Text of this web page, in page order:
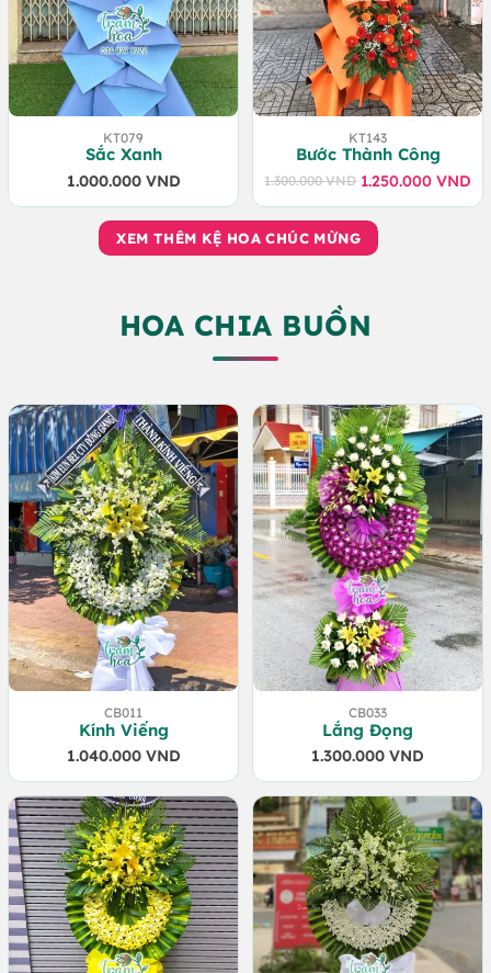
KT079
Sắc Xanh
1.000.000 VND
KT143
Bước Thành Công
1.300.000VND Giá
gốc
là:
1.250.000 VND
Giá
hiện
tại
1.250.000 VND.
XEM THÊM KỆ HOA CHÚC MỪNG
HOA CHIA BUỒN
CB011
Kính Viếng
1.040.000 VND
CB033
Lắng Đọng
1.300.000 VND